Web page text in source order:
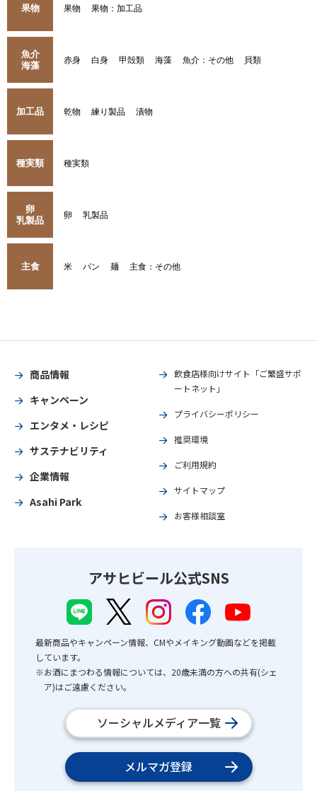
果物 果物 果物：加工品
魚介
海藻
赤身 白身 甲殻類 海藻 魚介：その他 貝類
加工品 乾物 練り製品 漬物
種実類 種実類
卵
乳製品
卵 乳製品
主食 米 パン 麺 主食：その他
商品情報
キャンペーン
エンタメ・レシピ
サステナビリティ
企業情報
Asahi Park
飲食店様向けサイト「ご繁盛サポ
ートネット」
プライバシーポリシー
推奨環境
ご利用規約
サイトマップ
お客様相談室
アサヒビール公式SNS
最新商品やキャンペーン情報、CMやメイキング動画などを掲載
しています。
※お酒にまつわる情報については、20歳未満の方への共有(シェ
ア)はご遠慮ください。
ソーシャルメディア一覧
メルマガ登録